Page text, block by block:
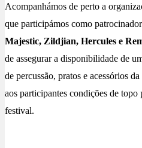
Acompanhámos de perto a
que participámos como
Majestic, Zildjian, Hercules e
de assegurar a disponibilidade de
de percussão, pratos e acessórios
aos participantes condições de topo
festival.